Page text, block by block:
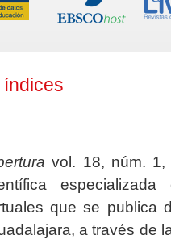
índices
vol. 18, núm.
que se publica
a través de